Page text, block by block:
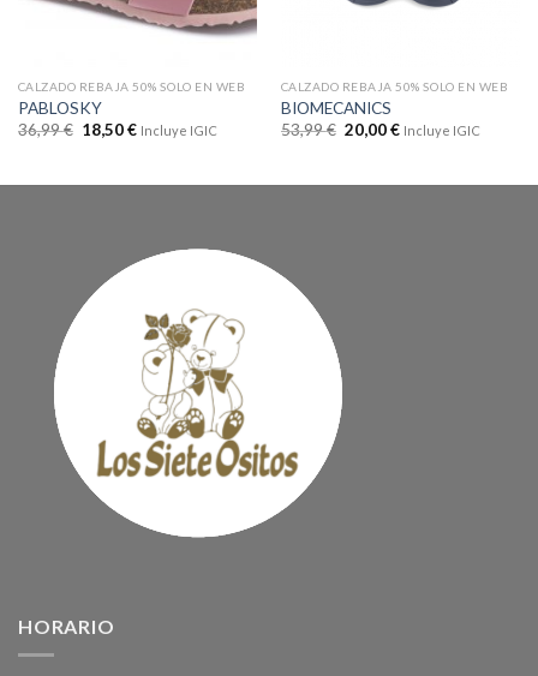
CALZADO REBAJA 50% SOLO EN WEB
PABLOSKY
36,99€ 18,50€ Incluye IGIC
CALZADO REBAJA 50% SOLO EN WEB
BIOMECANICS
53,99€ 20,00€ Incluye IGIC
HORARIO